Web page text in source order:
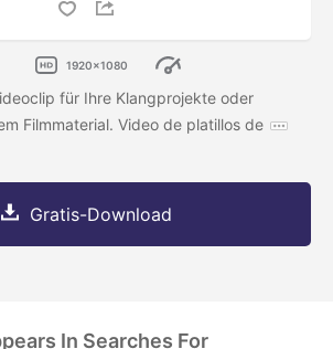
1920x1080
für Ihre Klangprojekte oder
Filmmaterial. Video de platillos de
Gratis-Download
In Searches For